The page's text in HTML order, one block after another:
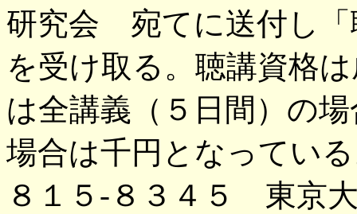
研究会 宛てに送付し「
を受け取る。聴講資格
は全講義（５日間）の
場合は千円となってい
８１５-８３４５ 東京